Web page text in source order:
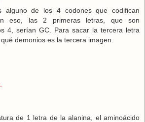
alguno de los 4 codones que codifican
eso, las 2 primeras letras, que son
4, serían GC. Para sacar la tercera letra
demonios es la tercera imagen.
de 1 letra de la alanina, el aminoácido